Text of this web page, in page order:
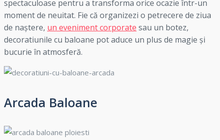
spectaculoase pentru a transforma orice ocazie într-un
moment de neuitat. Fie că organizezi o petrecere de ziua
de naștere, un eveniment corporate sau un botez,
decoratiunile cu baloane pot aduce un plus de magie și
bucurie în atmosferă.
Arcada Baloane